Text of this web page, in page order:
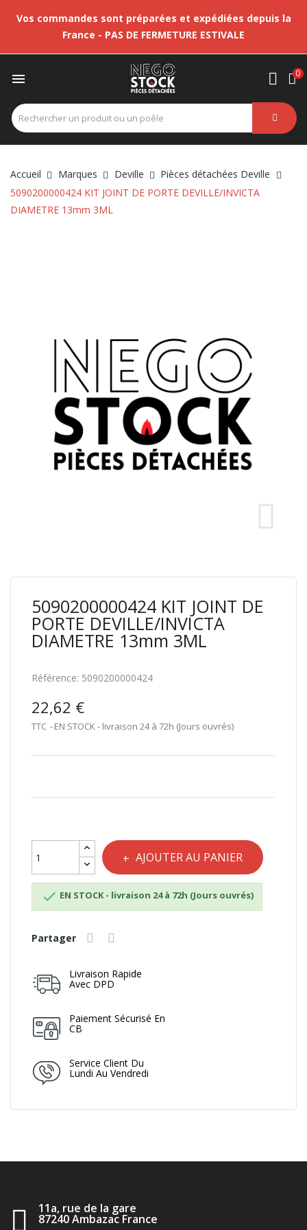
Vos commandes sont préparées et expédiées depuis la
France - PAS DE FERMETURE ESTIVALE
 0
Accueil Marques Deville
Pièces détachées Deville
5090200000424 KIT JOINT DE PORTE DEVILLE/INVICTA
DIAMETRE 13mm 3ML
5090200000424 KIT JOINT DE
PORTE DEVILLE/INVICTA
DIAMETRE 13mm 3ML
Référence: 5090200000424
22,62 €
TTC EN STOCK - livraison 24 à 72h (Jours ouvrés)
AJOUTER AU PANIER
 EN STOCK - livraison 24 à 72h (Jours ouvrés)
Partager
Livraison Rapide
Avec DPD
Paiement Sécurisé En
CB
Service Client Du
Lundi Au Vendredi
11a, rue de la gare
87240 Ambazac France